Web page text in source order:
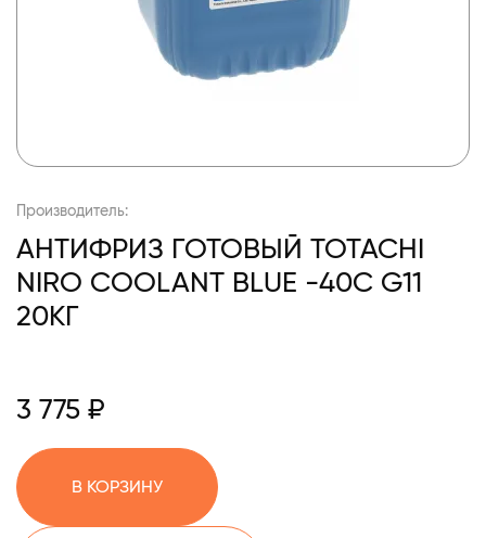
Производитель:
АНТИФРИЗ ГОТОВЫЙ TOTACHI
NIRO COOLANT BLUE -40C G11
20КГ
3 775 ₽
В КОРЗИНУ